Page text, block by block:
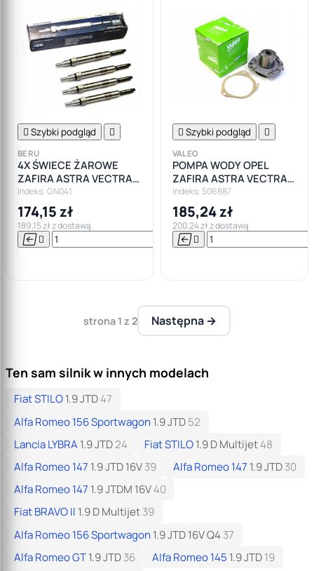
 Szybki podgląd 
BERU
4X ŚWIECE ŻAROWE
ZAFIRA ASTRA VECTRA
1.9cdti Beru
Indeks: GN041
174,15 zł
189,15 zł z dostawą
  

 Szybki podgląd 
VALEO
POMPA WODY OPEL
ZAFIRA ASTRA VECTRA
1.9CDTI 150KM
Indeks: 506887
185,24 zł
200,24 zł z dostawą
 
strona 1 z 2 Następna →
Ten sam silnik w innych modelach
Fiat STILO1.9 JTD47
Alfa Romeo 156 Sportwagon1.9 JTD52
Lancia LYBRA1.9 JTD24 Fiat STILO1.9 D Multijet48
Alfa Romeo 147 1.9 JTD 16V39 Alfa Romeo 147 1.9 JTD30
Alfa Romeo 147 1.9 JTDM 16V40
Fiat BRAVO II 1.9 D Multijet39
Alfa Romeo 156 Sportwagon1.9 JTD 16V Q437
Alfa Romeo GT1.9 JTD36 Alfa Romeo 145 1.9 JTD19